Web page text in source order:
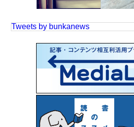
Tweets by bunkanews